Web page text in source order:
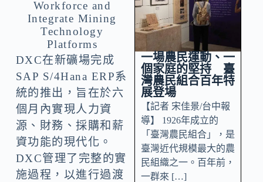
Workforce and
Integrate Mining
Technology
Platforms
DXC在新礦場完成
SAP S/4Hana ERP系
統的推出，旨在於六
個月內實現人力資
源、財務、採購和薪
資功能的現代化。
DXC管理了完整的實
施過程，以進行過渡
一場農民運動、一
個家庭的堅持 臺
灣農民組合百年特
展登場
【記者 宋佳景/台中報
導】 1926年成立的
「臺灣農民組合」，是
臺灣近代規模最大的農
民組織之一。百年前，
一群來 […]